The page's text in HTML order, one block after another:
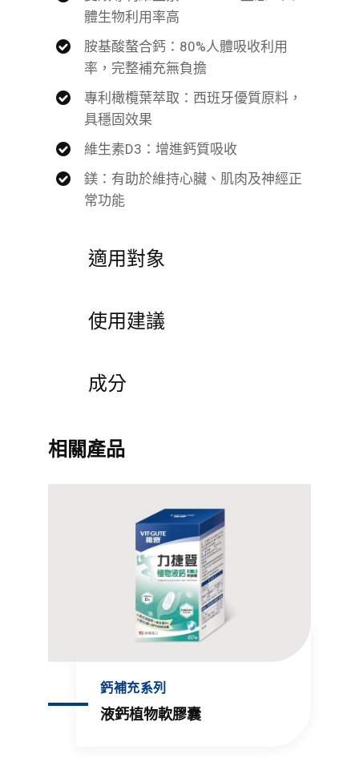
體生物利用率高
胺基酸螯合鈣：80%人體吸收利用
率，完整補充無負擔
專利橄欖葉萃取：西班牙優質原料，
具穩固效果
維生素D3：增進鈣質吸收
鎂：有助於維持心臟、肌肉及神經正
常功能
適用對象
使用建議
成分
相關產品
鈣補充系列
液鈣植物軟膠囊